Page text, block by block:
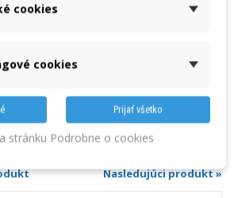
11 A)
Nasledujúci produkt »
cookies
cookies
Prijať všetko
stránku Podrobne o cookies